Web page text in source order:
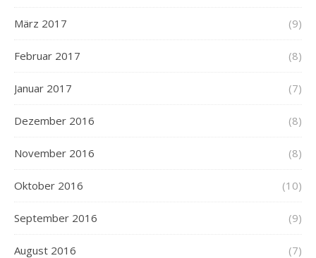
März 2017 (9)
Februar 2017 (8)
Januar 2017 (7)
Dezember 2016 (8)
November 2016 (8)
Oktober 2016 (10)
September 2016 (9)
August 2016 (7)